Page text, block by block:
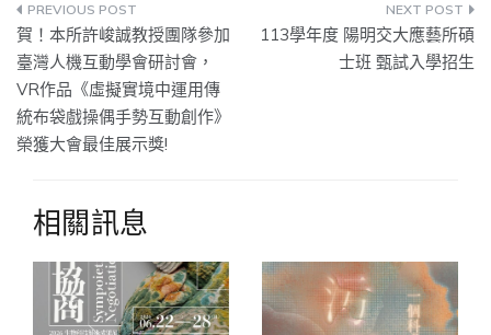
文
章
導
覽
賀！本所許峻誠教授團隊參加
臺灣人機互動學會研討會，
VR作品《虛擬實境中運用傳
統布袋戲操偶手勢互動創作》
榮獲大會最佳展示獎!
113學年度 陽明交大應藝所碩
士班 甄試入學招生
相關訊息